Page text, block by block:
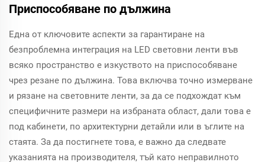
Приспособяване по дължина
Една от ключовите аспекти за гарантиране на
безпроблемна интеграция на LED световни ленти във
всяко пространство е изкуството на приспособяване
чрез резане по дължина. Това включва точно измерване
и рязане на световните ленти, за да се подхождат към
специфичните размери на избраната област, дали това е
под кабинети, по архитектурни детайли или в ъглите на
стаята. За да постигнете това, е важно да следвате
указанията на производителя, тъй като неправилното